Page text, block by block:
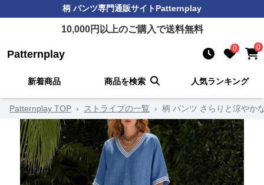
柄 パンツ専門通販サイトPatternplay
10,000円以上のご購入で送料無料
Patternplay 0 0
新着商品 商品を検索 人気ランキング
Patternplay TOP › ストライプの一覧 › 柄 パンツ さらりと涼やか